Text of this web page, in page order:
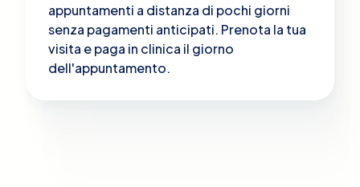
appuntamenti a distanza di pochi giorni
senza pagamenti anticipati. Prenota la tua
visita e paga in clinica il giorno
dell'appuntamento.